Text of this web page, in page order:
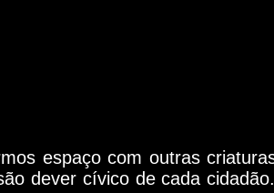
espaço com outras
dever cívico de cada